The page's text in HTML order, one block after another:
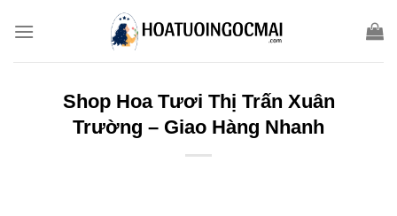
Shop Hoa Tươi Thị Trấn Xuân
Trường – Giao Hàng Nhanh